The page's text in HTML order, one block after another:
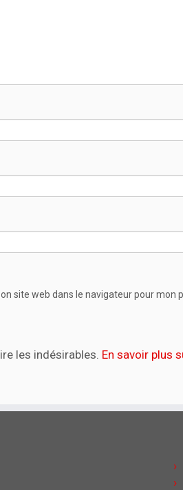
site web dans le navigateur pour mon
les indésirables. En savoir plus